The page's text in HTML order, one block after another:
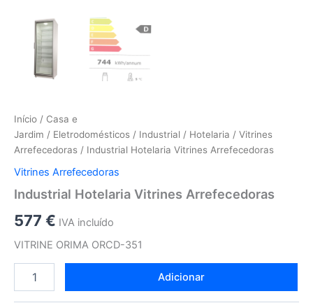
Início / Casa e
Jardim / Eletrodomésticos / Industrial / Hotelaria / Vitrines
Arrefecedoras / Industrial Hotelaria Vitrines Arrefecedoras
Vitrines Arrefecedoras
Industrial Hotelaria Vitrines Arrefecedoras
577 € IVA incluído
VITRINE ORIMA ORCD-351
Adicionar